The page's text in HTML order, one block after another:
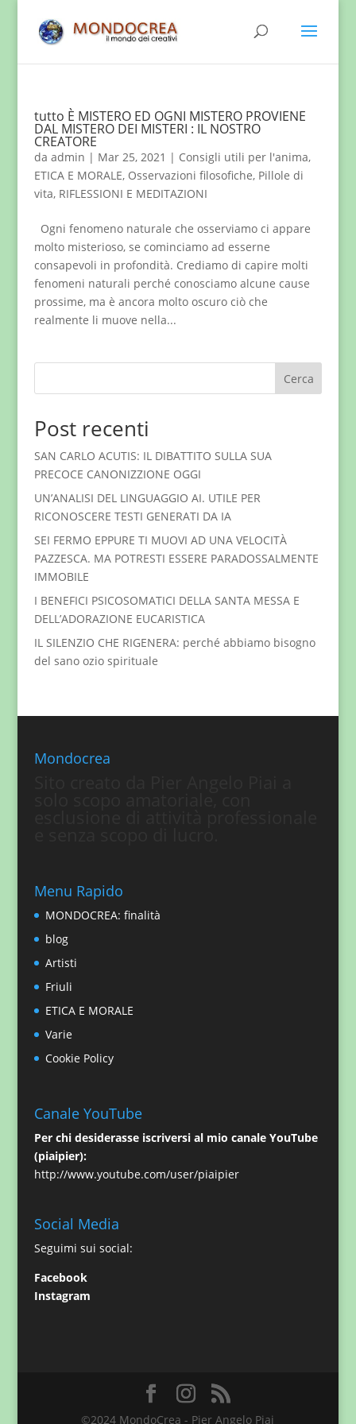
tutto È MISTERO ED OGNI MISTERO PROVIENE
DAL MISTERO DEI MISTERI : IL NOSTRO
CREATORE
da admin | Mar 25, 2021 | Consigli utili per l'anima,
ETICA E MORALE, Osservazioni filosofiche, Pillole di
vita, RIFLESSIONI E MEDITAZIONI
Ogni fenomeno naturale che osserviamo ci appare
molto misterioso, se cominciamo ad esserne
consapevoli in profondità. Crediamo di capire molti
fenomeni naturali perché conosciamo alcune cause
prossime, ma è ancora molto oscuro ciò che
realmente li muove nella...
Cerca
Post recenti
SAN CARLO ACUTIS: IL DIBATTITO SULLA SUA
PRECOCE CANONIZZIONE OGGI
UN’ANALISI DEL LINGUAGGIO AI. UTILE PER
RICONOSCERE TESTI GENERATI DA IA
SEI FERMO EPPURE TI MUOVI AD UNA VELOCITÀ
PAZZESCA. MA POTRESTI ESSERE PARADOSSALMENTE
IMMOBILE
I BENEFICI PSICOSOMATICI DELLA SANTA MESSA E
DELL’ADORAZIONE EUCARISTICA
IL SILENZIO CHE RIGENERA: perché abbiamo bisogno
del sano ozio spirituale
Mondocrea
Menu Rapido
MONDOCREA: finalità
blog
Artisti
Friuli
ETICA E MORALE
Varie
Cookie Policy
Canale YouTube
Per chi desiderasse iscriversi al mio canale YouTube
(piaipier):
http://www.youtube.com/user/piaipier
Social Media
Seguimi sui social:
Facebook
Instagram
©2024 MondoCrea - Pier Angelo Piai